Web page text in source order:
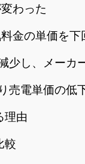
わった
金の単価を下
少し、メーカ
売電単価の低
理由
較